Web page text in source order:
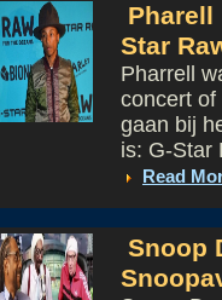
Pharell
Star
Pharrell
concert of
gaan bij
is: G-Star
Read
Snoop